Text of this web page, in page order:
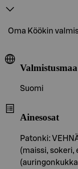
Oma Köökin
Valmistusmaa
Suomi
Ainesosat
Patonki:
(maissi, sokeri,